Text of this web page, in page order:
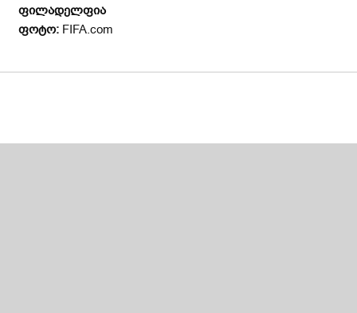
ფილადელფია
ფოტო:FIFA.com